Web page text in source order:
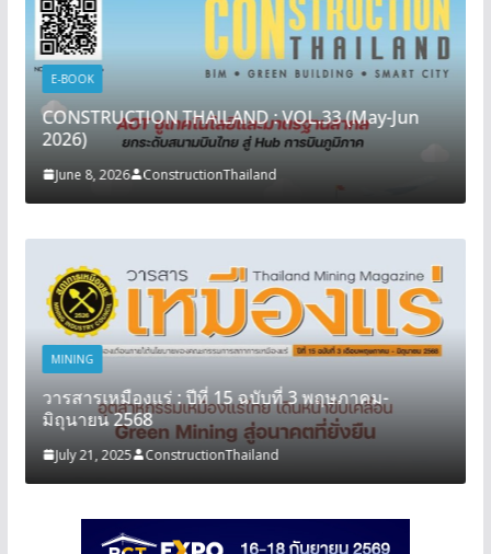
E-BOOK
CONSTRUCTION THAILAND : VOL.33 (May-Jun
2026)
June 8, 2026 ConstructionThailand
MINING
วารสารเหมืองแร่ : ปีที่ 15 ฉบับที่ 3 พฤษภาคม-
มิถุนายน 2568
July 21, 2025 ConstructionThailand